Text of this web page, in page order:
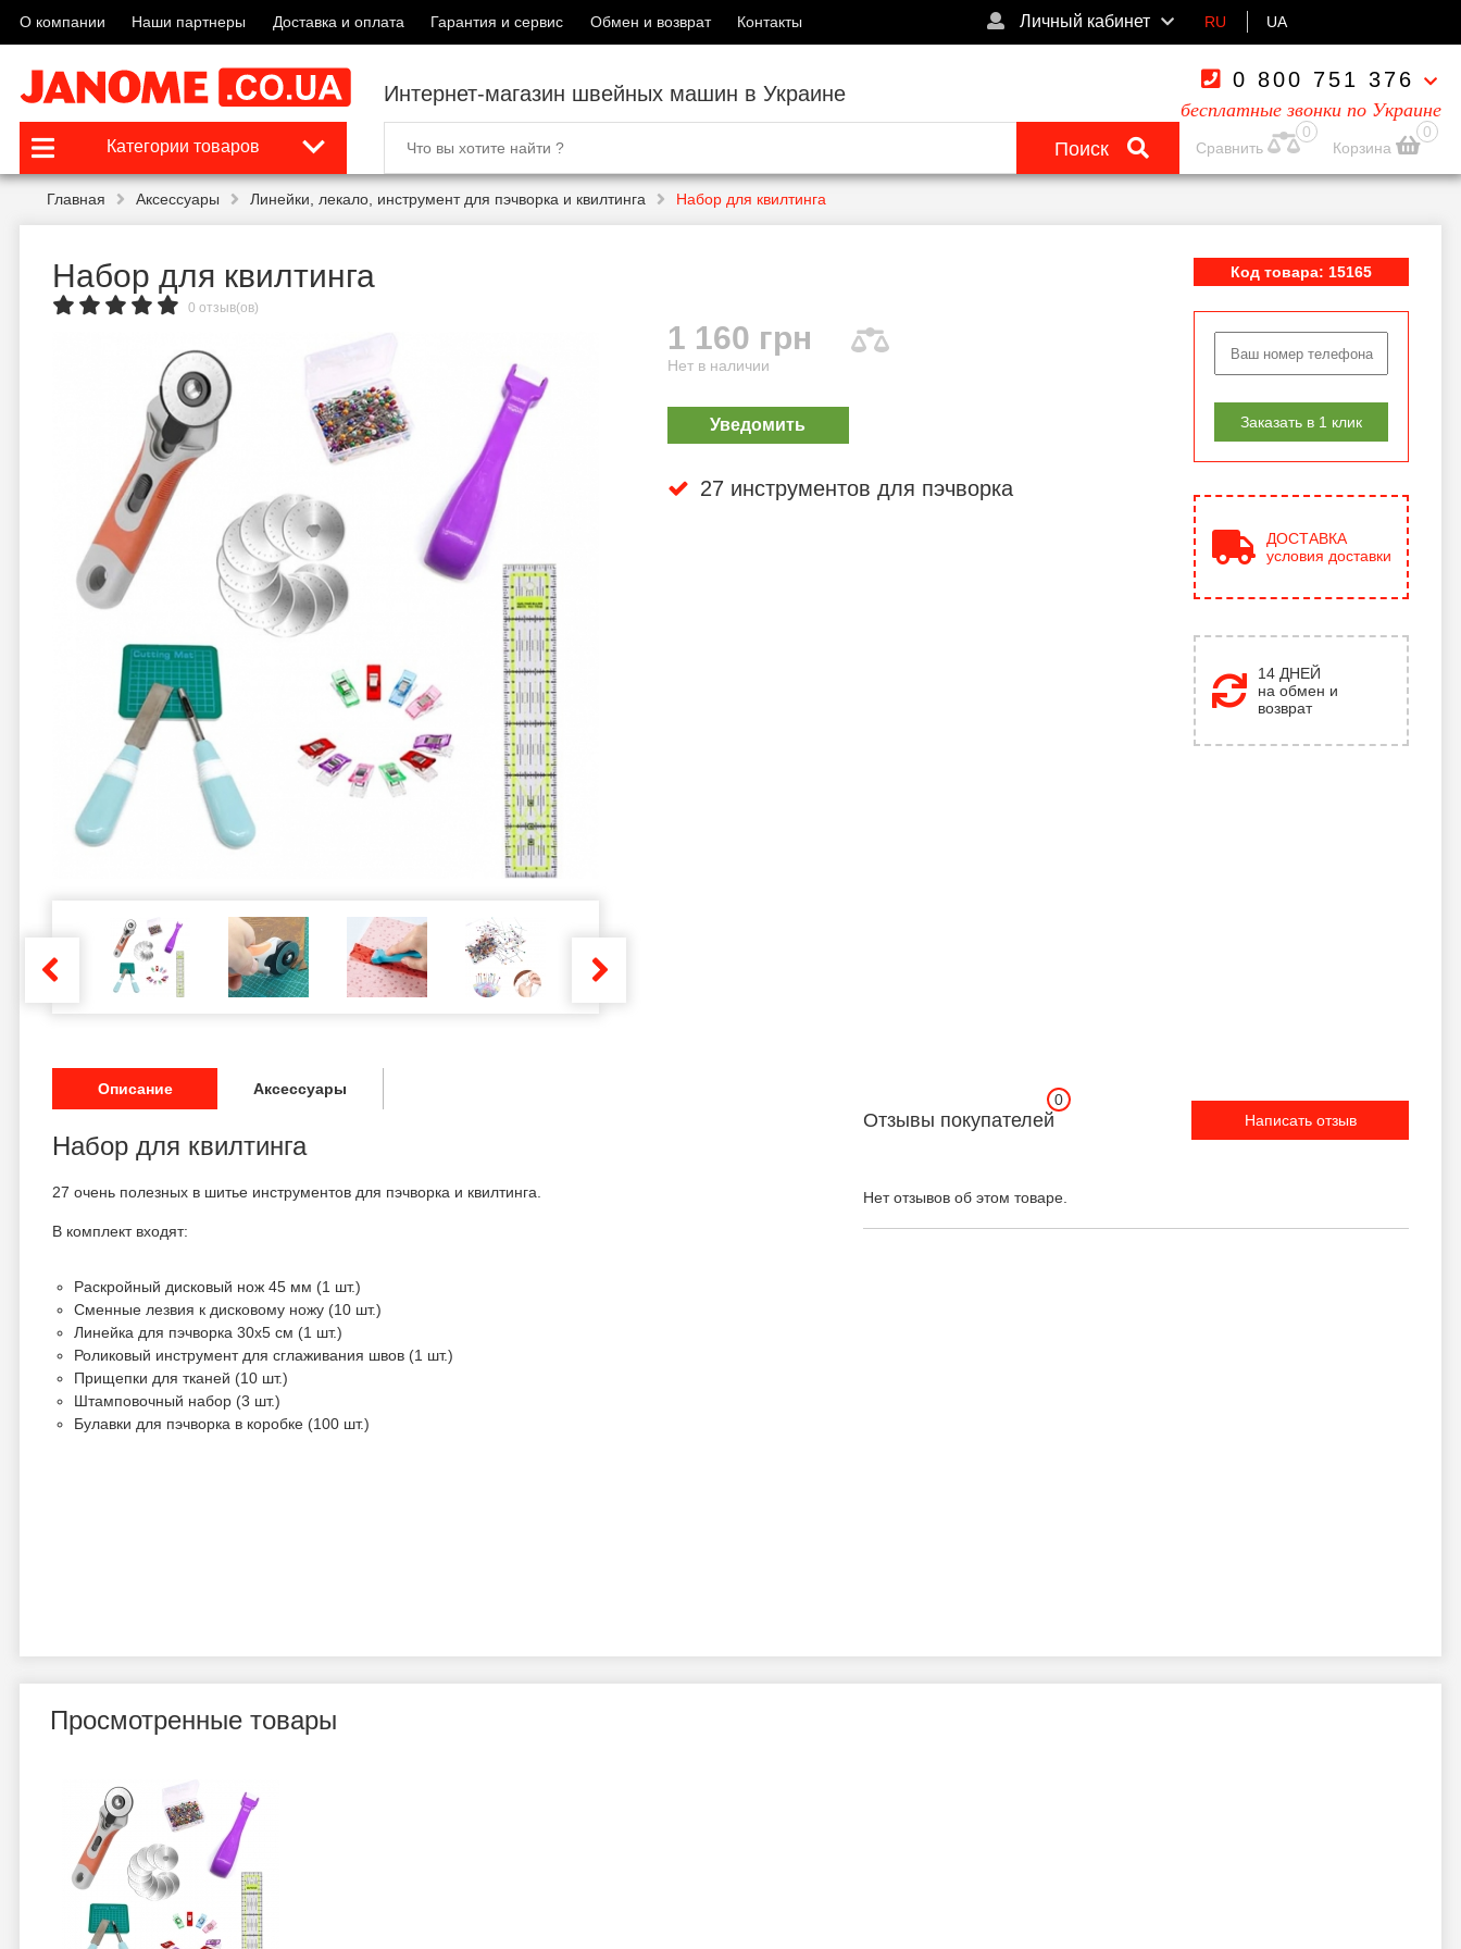
О компании Наши партнеры Доставка и оплата Гарантия и сервис Обмен и возврат Контакты Личный кабинет RU UA
Интернет-магазин швейных машин в Украине
0 800 751 376
бесплатные звонки по Украине
Категории товаров Поиск
0
Сравнить
0
Корзина
Главная Аксессуары Линейки, лекало, инструмент для пэчворка и квилтинга Набор для квилтинга
Набор для квилтинга
0 отзыв(ов)
1 160 грн
Нет в наличии
Уведомить
27 инструментов для пэчворка
Код товара: 15165
Заказать в 1 клик
ДОСТАВКА
условия доставки
14 ДНЕЙ
на обмен и
возврат
Описание Аксессуары
Набор для квилтинга
27 очень полезных в шитье инструментов для пэчворка и квилтинга.
В комплект входят:
Раскройный дисковый нож 45 мм (1 шт.)
Сменные лезвия к дисковому ножу (10 шт.)
Линейка для пэчворка 30х5 см (1 шт.)
Роликовый инструмент для сглаживания швов (1 шт.)
Прищепки для тканей (10 шт.)
Штамповочный набор (3 шт.)
Булавки для пэчворка в коробке (100 шт.)
Отзывы покупателей
0
Написать отзыв
Нет отзывов об этом товаре.
Просмотренные товары